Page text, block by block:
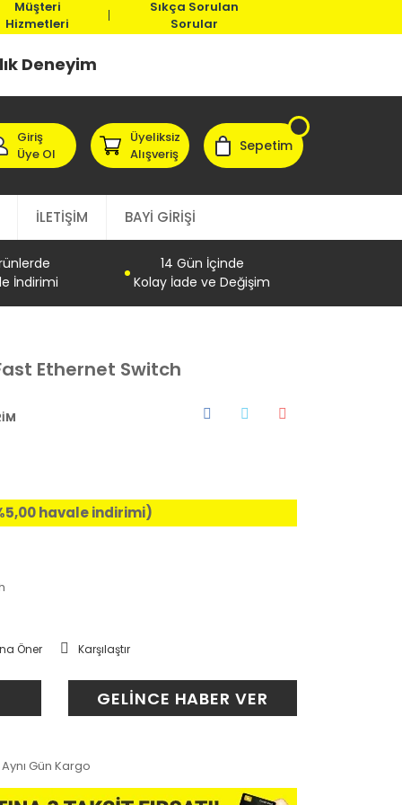
Müşteri
Hizmetleri
Sıkça Sorulan
Sorular
Deneyim
Giriş
Üye Ol
Üyeliksiz
Alışveriş
Sepetim
İLETİŞİM BAYİ GİRİŞİ
İndirimi
14 Gün İçinde
Kolay İade ve Değişim
Ethernet Switch
havale indirimi)
Öner Karşılaştır
GELİNCE HABER VER
Aynı Gün Kargo